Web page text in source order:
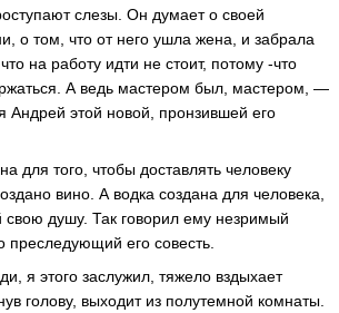
слезы. Он думает о своей
о том, что от него ушла жена, и забрала
на работу идти не стоит, потому -что
А ведь мастером был, мастером, —
Андрей этой новой, пронзившей его
для того, чтобы доставлять человеку
вино. А водка создана для человека,
свою душу. Так говорил ему незримый
преследующий его совесть.
я этого заслужил, тяжело вздыхает
голову, выходит из полутемной комнаты.